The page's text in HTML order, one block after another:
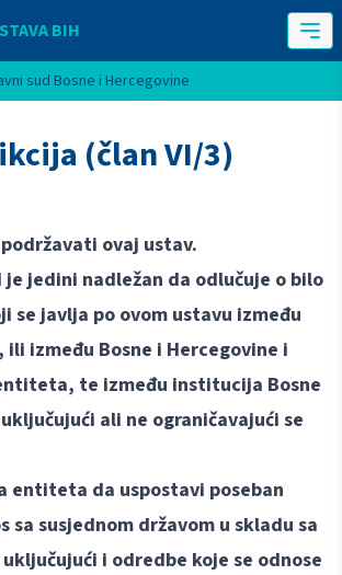
BIH
sud Bosne i Hercegovine
(član VI/3)
ovaj ustav.
je jedini nadležan da odlučuje o bilo
se javlja po ovom ustavu između
između Bosne i Hercegovine i
te između institucija Bosne
ali ne ograničavajući se
entiteta da uspostavi poseban
sa susjednom državom u skladu sa
i odredbe koje se odnose